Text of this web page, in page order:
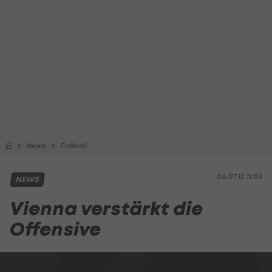
News Fußball
06.07.12 11:03
NEWS
Vienna verstärkt die
Offensive